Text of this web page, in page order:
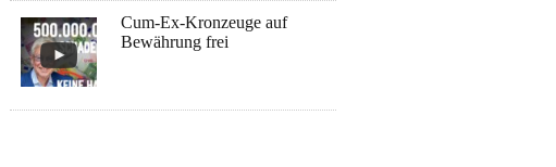
Cum-Ex-Kronzeuge auf
Bewährung frei